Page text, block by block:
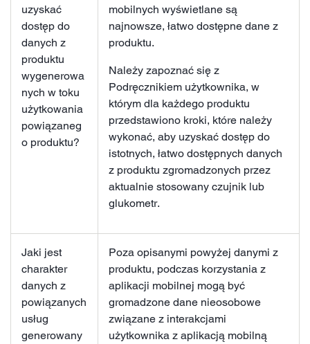
uzyskać
dostęp do
danych z
produktu
wygenerowa
nych w toku
użytkowania
powiązaneg
o produktu?
mobilnych wyświetlane są
najnowsze, łatwo dostępne dane z
produktu.
Należy zapoznać się z
Podręcznikiem użytkownika, w
którym dla każdego produktu
przedstawiono kroki, które należy
wykonać, aby uzyskać dostęp do
istotnych, łatwo dostępnych danych
z produktu zgromadzonych przez
aktualnie stosowany czujnik lub
glukometr.
Jaki jest
charakter
danych z
powiązanych
usług
generowany
Poza opisanymi powyżej danymi z
produktu, podczas korzystania z
aplikacji mobilnej mogą być
gromadzone dane nieosobowe
związane z interakcjami
użytkownika z aplikacją mobilną